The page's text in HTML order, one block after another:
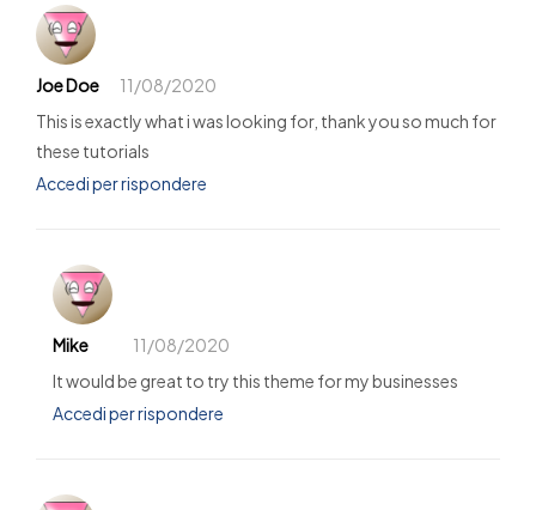
Joe Doe
11/08/2020
This is exactly what i was looking for, thank you so much for
these tutorials
Accedi per rispondere
Mike
11/08/2020
It would be great to try this theme for my businesses
Accedi per rispondere